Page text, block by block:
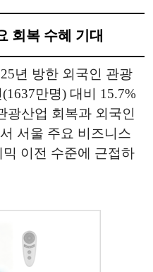
회복 수혜 기대
년 방한 외국인 관광
만명) 대비 15.7%
광산업 회복과 외국인
서울 주요 비즈니스
이전 수준에 근접하